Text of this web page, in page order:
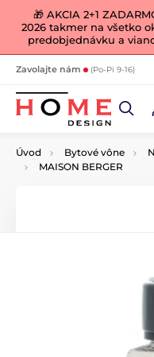
🎁 AKCIA 2+1
2026 takmer na všetko
predobjednávku a
Zavolajte nám (Po-Pi 9-16)
Úvod Bytové vône
MAISON BERGER